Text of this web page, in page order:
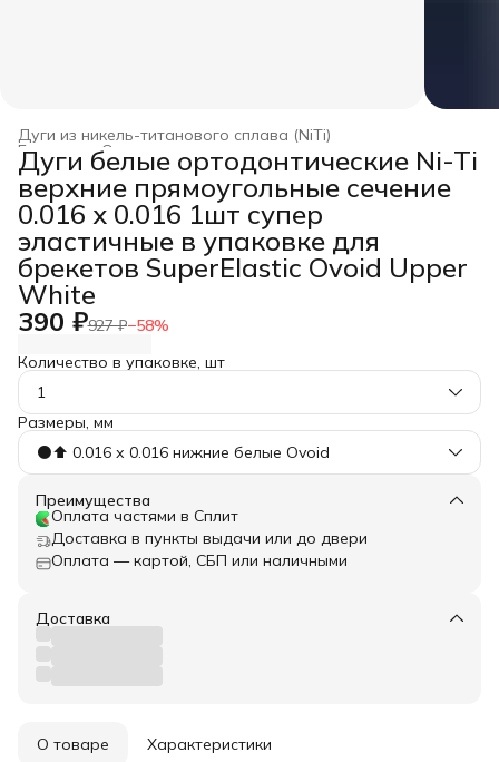
Дуги из никель-титанового сплава (NiTi)
Ортодонтические дуги
Главная
Дуги белые ортодонтические Ni-Ti
верхние прямоугольные сечение
0.016 x 0.016 1шт супер
эластичные в упаковке для
брекетов SuperElastic Ovoid Upper
White
390 ₽927 ₽−58%
Количество в упаковке, шт
1
Размеры, мм
⚫️⬆️ 0.016 х 0.016 нижние белые Ovoid
Преимущества
Оплата частями в Сплит
Доставка в пункты выдачи или до двери
Оплата — картой, СБП или наличными
Доставка
О товаре Характеристики